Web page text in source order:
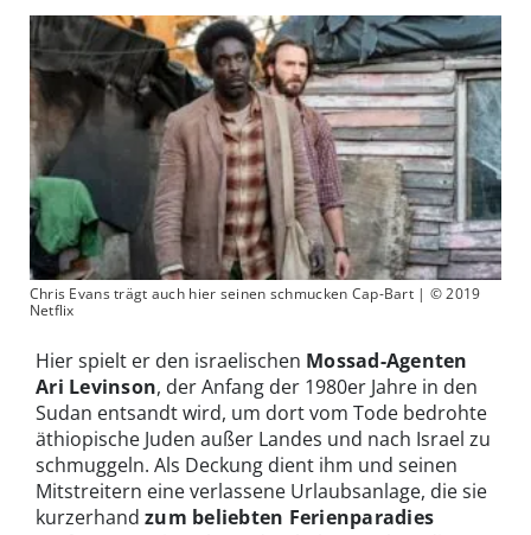
Chris Evans trägt auch hier seinen schmucken Cap-Bart | © 2019
Netflix
Hier spielt er den israelischen Mossad-Agenten
Ari Levinson, der Anfang der 1980er Jahre in den
Sudan entsandt wird, um dort vom Tode bedrohte
äthiopische Juden außer Landes und nach Israel zu
schmuggeln. Als Deckung dient ihm und seinen
Mitstreitern eine verlassene Urlaubsanlage, die sie
kurzerhand zum beliebten Ferienparadies